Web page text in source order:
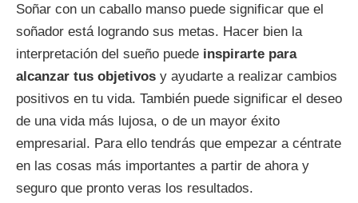
Soñar con un caballo manso puede significar que el
soñador está logrando sus metas. Hacer bien la
interpretación del sueño puede inspirarte para
alcanzar tus objetivos y ayudarte a realizar cambios
positivos en tu vida. También puede significar el deseo
de una vida más lujosa, o de un mayor éxito
empresarial. Para ello tendrás que empezar a céntrate
en las cosas más importantes a partir de ahora y
seguro que pronto veras los resultados.